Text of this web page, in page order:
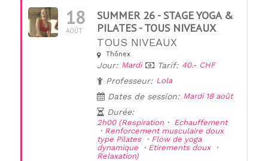
18
AOÛT
SUMMER 26 - STAGE YOGA &
PILATES - TOUS NIVEAUX
TOUS NIVEAUX
Thônex
Jour: Mardi Tarif: 40.- CHF
Professeur: Lola
Dates de session: Mardi 18 août
Durée:
2h00 (Respiration・ Echauffement
・Renforcement musculaire doux
type Pilates ・Flow de yoga
dynamique ・Etirements doux ・
Relaxation)